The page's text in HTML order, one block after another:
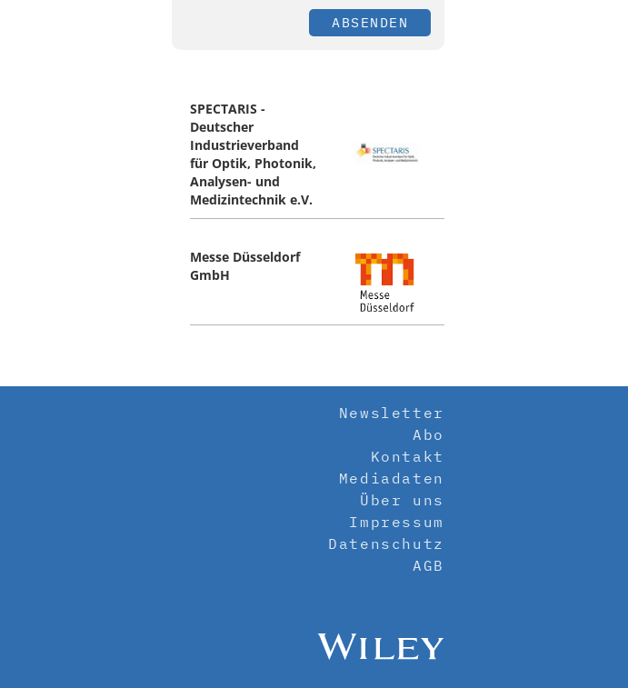
ABSENDEN
SPECTARIS -
Deutscher
Industrieverband
für Optik, Photonik,
Analysen- und
Medizintechnik e.V.
Messe Düsseldorf
GmbH
Newsletter
Abo
Kontakt
Mediadaten
Über uns
Impressum
Datenschutz
AGB